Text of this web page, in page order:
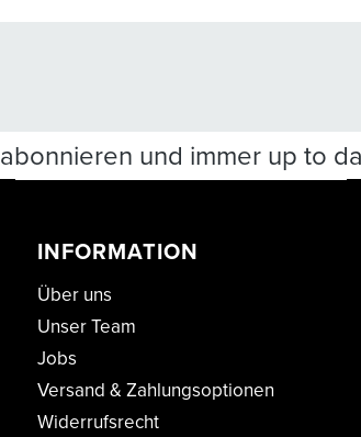
abonnieren und immer up to
INFORMATION
Über uns
Unser Team
Jobs
Versand & Zahlungsoptionen
Widerrufsrecht